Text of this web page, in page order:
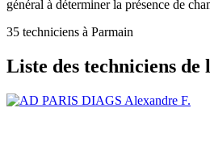
général à déterminer la présence de
35 techniciens à Parmain
Liste des techniciens de
Alexandre F.